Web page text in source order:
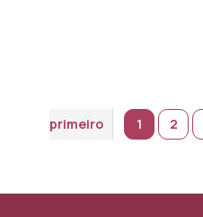
primeiro 1 2